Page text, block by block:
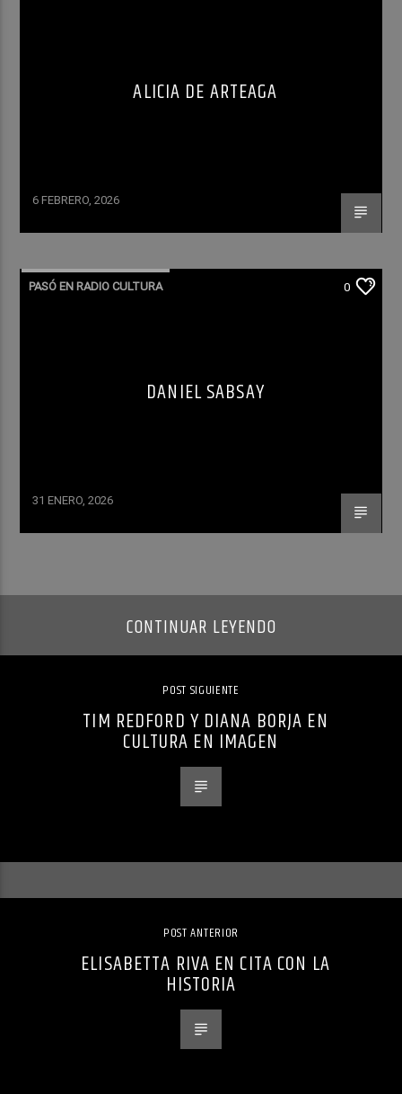
ALICIA DE ARTEAGA
6 FEBRERO, 2026
PASÓ EN RADIO CULTURA 0
DANIEL SABSAY
31 ENERO, 2026
CONTINUAR LEYENDO
POST SIGUIENTE
TIM REDFORD Y DIANA BORJA EN
CULTURA EN IMAGEN
POST ANTERIOR
ELISABETTA RIVA EN CITA CON LA
HISTORIA